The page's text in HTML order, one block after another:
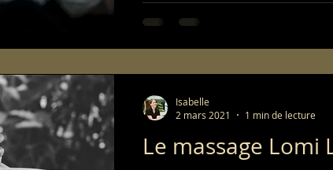
Le massage Lomi
Isabelle
2 mars 2021
1 min de lecture